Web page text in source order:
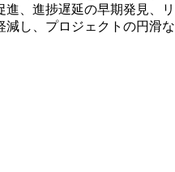
、進捗遅延の早期発見、リ
減し、プロジェクトの円滑な